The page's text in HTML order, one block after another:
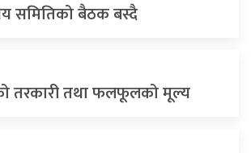
समितिको बैठक बस्दै
तरकारी तथा फलफूलको मूल्य